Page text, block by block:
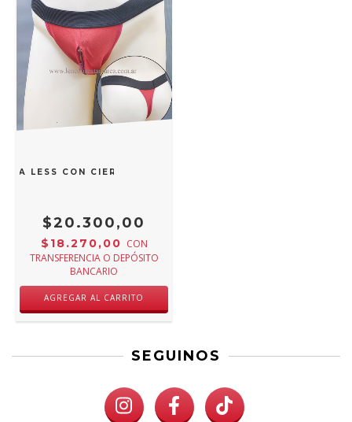
LESS CON CIERRE ROJO E 215R
$20.300,00
$18.270,00 CON
TRANSFERENCIA O DEPÓSITO
BANCARIO
AGREGAR AL CARRITO
SEGUINOS